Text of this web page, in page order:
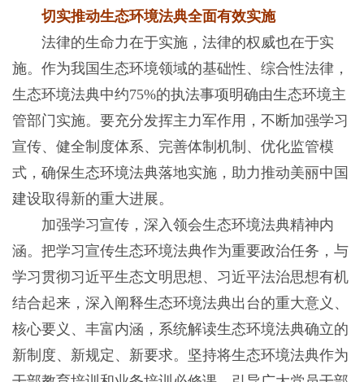
切实推动生态环境法典全面有效实施
法律的生命力在于实施，法律的权威也在于实
施。作为我国生态环境领域的基础性、综合性法律，
生态环境法典中约75%的执法事项明确由生态环境主
管部门实施。要充分发挥主力军作用，不断加强学习
宣传、健全制度体系、完善体制机制、优化监管模
式，确保生态环境法典落地实施，助力推动美丽中国
建设取得新的重大进展。
加强学习宣传，深入领会生态环境法典精神内
涵。把学习宣传生态环境法典作为重要政治任务，与
学习贯彻习近平生态文明思想、习近平法治思想有机
结合起来，深入阐释生态环境法典出台的重大意义、
核心要义、丰富内涵，系统解读生态环境法典确立的
新制度、新规定、新要求。坚持将生态环境法典作为